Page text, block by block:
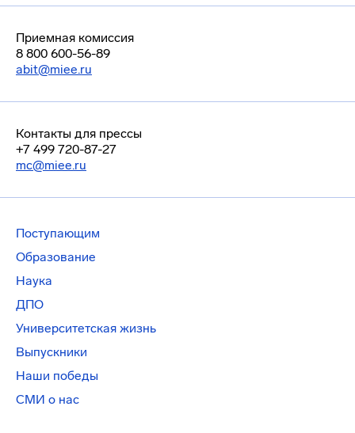
Приемная комиссия
8 800 600-56-89
abit@miee.ru
Контакты для прессы
+7 499 720-87-27
mc@miee.ru
Поступающим
Образование
Наука
ДПО
Университетская жизнь
Выпускники
Наши победы
СМИ о нас